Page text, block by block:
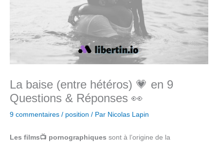
La baise (entre hétéros) 💗 en 9
Questions & Réponses 👀
9 commentaires / position / Par Nicolas Lapin
Les films📺 pornographiques sont à l’origine de la